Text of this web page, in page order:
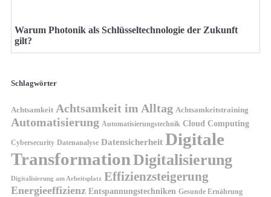
Warum Photonik als Schlüsseltechnologie der Zukunft
gilt?
Schlagwörter
Achtsamkeit Achtsamkeit im Alltag Achtsamkeitstraining
Automatisierung Automatisierungstechnik Cloud Computing
Cybersecurity Datenanalyse Datensicherheit Digitale
TransformationDigitalisierung
Digitalisierung am Arbeitsplatz Effizienzsteigerung
Energieeffizienz Entspannungstechniken Gesunde Ernährung